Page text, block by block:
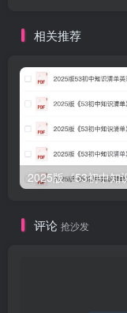
相关推荐
评论 抢沙发